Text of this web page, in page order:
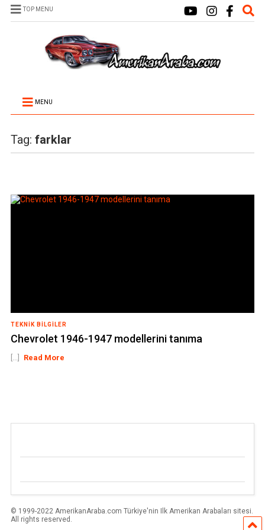
TOP MENU
MENU
Tag: farklar
TEKNIK BILGILER
Chevrolet 1946-1947 modellerini tanıma
[...] Read More
© 1999-2022 AmerikanAraba.com Türkiye'nin Ilk Amerikan Arabaları sitesi.
All rights reserved.